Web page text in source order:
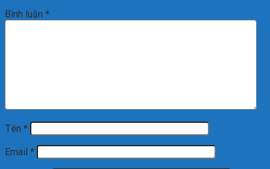
Bình luận *
Tên *
Email *